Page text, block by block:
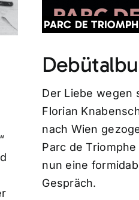
PARC DE
Der Liebe wegen
Florian
nach Wien
Parc de
nun eine
Gespräch.